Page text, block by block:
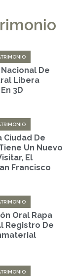
De
Libera
3D
Ciudad De
Un Nuevo
El
Francisco
Oral Rapa
Registro De